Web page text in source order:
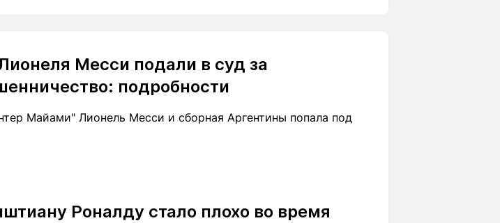
Месси подали в суд за
подробности
Майами" Лионель Месси и сборная Аргентины попала под
Роналду стало плохо во время